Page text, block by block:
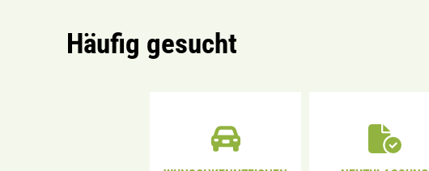
Häufig gesucht